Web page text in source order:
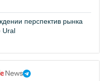
перспектив рынка
Ural